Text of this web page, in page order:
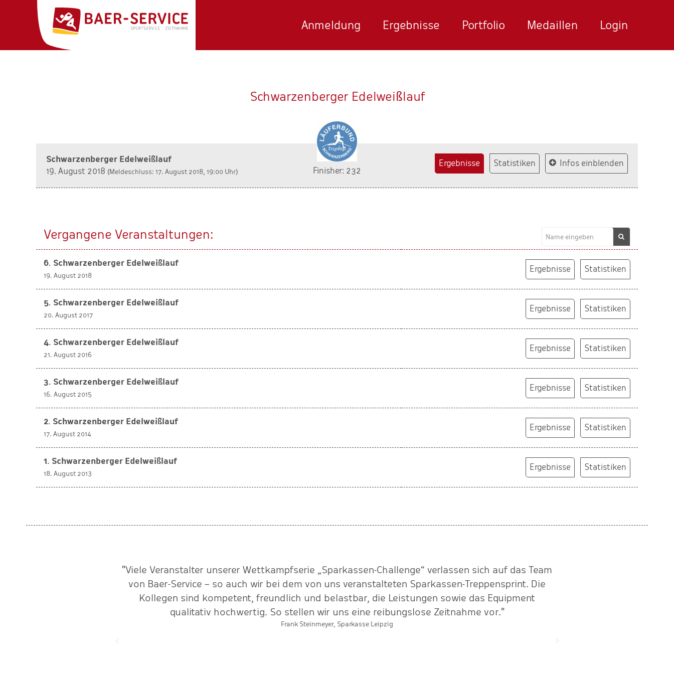
Anmeldung Ergebnisse Portfolio Medaillen Login
Schwarzenberger Edelweißlauf
Finisher: 232
Schwarzenberger Edelweißlauf
19. August 2018 (Meldeschluss: 17. August 2018, 19:00 Uhr)
Ergebnisse Statistiken Infos einblenden
Vergangene Veranstaltungen:
6. Schwarzenberger Edelweißlauf
19. August 2018
Ergebnisse Statistiken
5. Schwarzenberger Edelweißlauf
20. August 2017
Ergebnisse Statistiken
4. Schwarzenberger Edelweißlauf
21. August 2016
Ergebnisse Statistiken
3. Schwarzenberger Edelweißlauf
16. August 2015
Ergebnisse Statistiken
2. Schwarzenberger Edelweißlauf
17. August 2014
Ergebnisse Statistiken
1. Schwarzenberger Edelweißlauf
18. August 2013
Ergebnisse Statistiken
"Viele Veranstalter unserer Wettkampfserie „Sparkassen-Challenge“ verlassen sich auf das Team
von Baer-Service – so auch wir bei dem von uns veranstalteten Sparkassen-Treppensprint. Die
Kollegen sind kompetent, freundlich und belastbar, die Leistungen sowie das Equipment
qualitativ hochwertig. So stellen wir uns eine reibungslose Zeitnahme vor."
Frank Steinmeyer, Sparkasse Leipzig